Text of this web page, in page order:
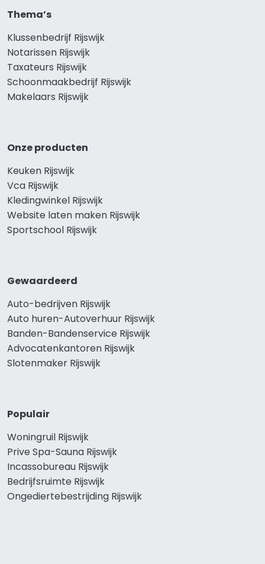
Thema’s
Klussenbedrijf Rijswijk
Notarissen Rijswijk
Taxateurs Rijswijk
Schoonmaakbedrijf Rijswijk
Makelaars Rijswijk
Onze producten
Keuken Rijswijk
Vca Rijswijk
Kledingwinkel Rijswijk
Website laten maken Rijswijk
Sportschool Rijswijk
Gewaardeerd
Auto-bedrijven Rijswijk
Auto huren-Autoverhuur Rijswijk
Banden-Bandenservice Rijswijk
Advocatenkantoren Rijswijk
Slotenmaker Rijswijk
Populair
Woningruil Rijswijk
Prive Spa-Sauna Rijswijk
Incassobureau Rijswijk
Bedrijfsruimte Rijswijk
Ongediertebestrijding Rijswijk